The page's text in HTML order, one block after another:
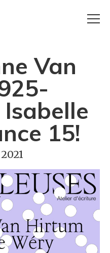
Van
15!